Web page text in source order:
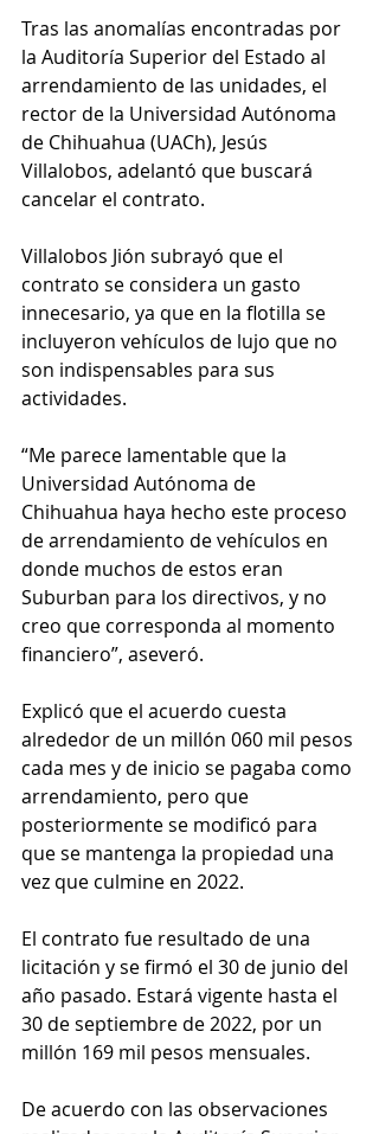
Tras las anomalías encontradas por
la Auditoría Superior del Estado al
arrendamiento de las unidades, el
rector de la Universidad Autónoma
de Chihuahua (UACh), Jesús
Villalobos, adelantó que buscará
cancelar el contrato.
Villalobos Jión subrayó que el
contrato se considera un gasto
innecesario, ya que en la flotilla se
incluyeron vehículos de lujo que no
son indispensables para sus
actividades.
“Me parece lamentable que la
Universidad Autónoma de
Chihuahua haya hecho este proceso
de arrendamiento de vehículos en
donde muchos de estos eran
Suburban para los directivos, y no
creo que corresponda al momento
financiero”, aseveró.
Explicó que el acuerdo cuesta
alrededor de un millón 060 mil pesos
cada mes y de inicio se pagaba como
arrendamiento, pero que
posteriormente se modificó para
que se mantenga la propiedad una
vez que culmine en 2022.
El contrato fue resultado de una
licitación y se firmó el 30 de junio del
año pasado. Estará vigente hasta el
30 de septiembre de 2022, por un
millón 169 mil pesos mensuales.
De acuerdo con las observaciones